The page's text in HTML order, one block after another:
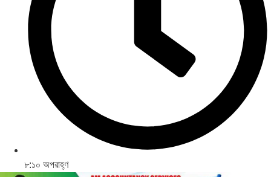
৮:১০ অপরাহ্ণ